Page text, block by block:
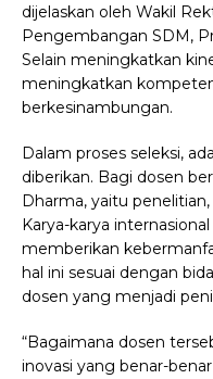
dijelaskan oleh Wakil
Pengembangan SDM,
Selain meningkatkan
meningkatkan
berkesinambungan.
Dalam proses seleksi,
diberikan. Bagi dosen
Dharma, yaitu
Karya-karya
memberikan
hal ini sesuai dengan
dosen yang menjadi
“Bagaimana dosen
inovasi yang benar-